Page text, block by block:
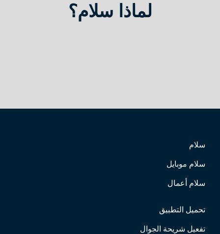
لماذا سلام؟
سلام
سلام موبايل
سلام أعمال
تحميل التطبيق
تفعيل شريحة الجوال